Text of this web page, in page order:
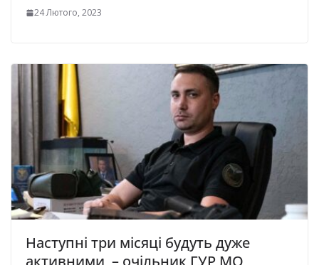
24 Лютого, 2023
Наступні три місяці будуть дуже
активними, – очільник ГУР МО